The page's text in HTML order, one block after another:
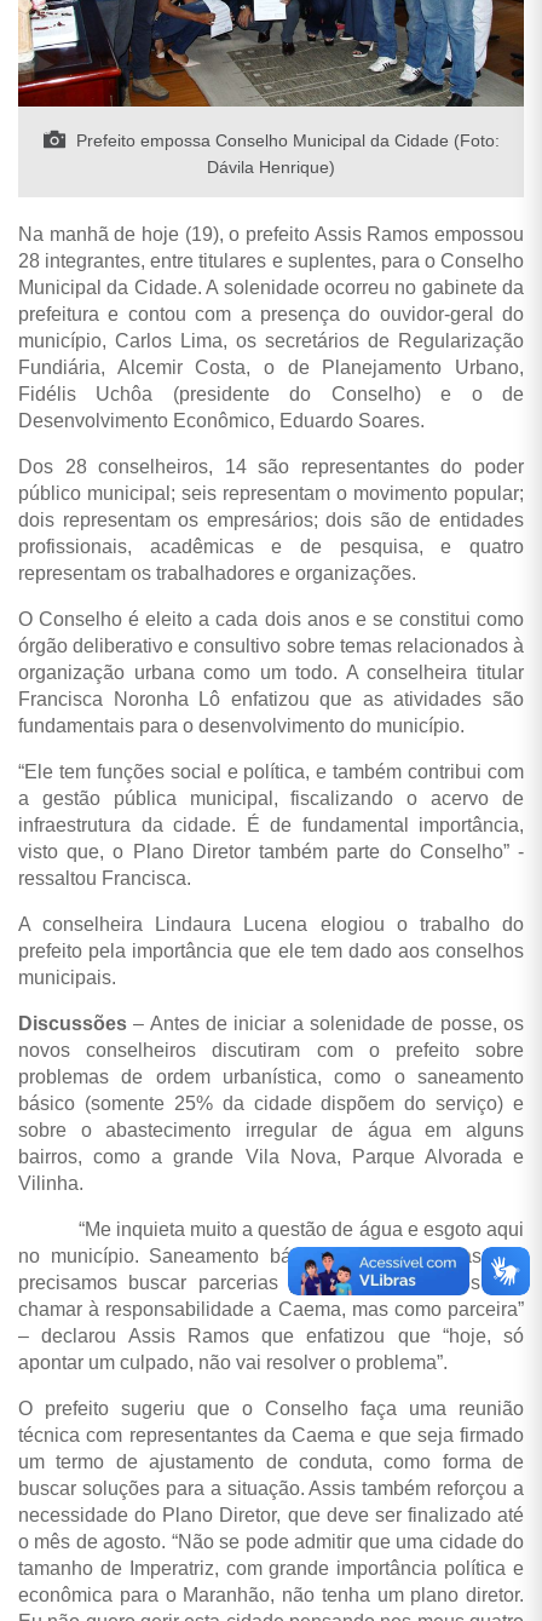
Prefeito empossa Conselho Municipal da Cidade (Foto:
Dávila Henrique)
Na manhã de hoje (19), o prefeito Assis Ramos empossou
28 integrantes, entre titulares e suplentes, para o Conselho
Municipal da Cidade. A solenidade ocorreu no gabinete da
prefeitura e contou com a presença do ouvidor-geral do
município, Carlos Lima, os secretários de Regularização
Fundiária, Alcemir Costa, o de Planejamento Urbano,
Fidélis Uchôa (presidente do Conselho) e o de
Desenvolvimento Econômico, Eduardo Soares.
Dos 28 conselheiros, 14 são representantes do poder
público municipal; seis representam o movimento popular;
dois representam os empresários; dois são de entidades
profissionais, acadêmicas e de pesquisa, e quatro
representam os trabalhadores e organizações.
O Conselho é eleito a cada dois anos e se constitui como
órgão deliberativo e consultivo sobre temas relacionados à
organização urbana como um todo. A conselheira titular
Francisca Noronha Lô enfatizou que as atividades são
fundamentais para o desenvolvimento do município.
“Ele tem funções social e política, e também contribui com
a gestão pública municipal, fiscalizando o acervo de
infraestrutura da cidade. É de fundamental importância,
visto que, o Plano Diretor também parte do Conselho” -
ressaltou Francisca.
A conselheira Lindaura Lucena elogiou o trabalho do
prefeito pela importância que ele tem dado aos conselhos
municipais.
Discussões – Antes de iniciar a solenidade de posse, os
novos conselheiros discutiram com o prefeito sobre
problemas de ordem urbanística, como o saneamento
básico (somente 25% da cidade dispõem do serviço) e
sobre o abastecimento irregular de água em alguns
bairros, como a grande Vila Nova, Parque Alvorada e
Vilinha.
“Me inquieta muito a questão de água e esgoto aqui
no município. Saneamento básico custa caro, mas nós
precisamos buscar parcerias para resolver. Temos que
chamar à responsabilidade a Caema, mas como parceira”
– declarou Assis Ramos que enfatizou que “hoje, só
apontar um culpado, não vai resolver o problema”.
O prefeito sugeriu que o Conselho faça uma reunião
técnica com representantes da Caema e que seja firmado
um termo de ajustamento de conduta, como forma de
buscar soluções para a situação. Assis também reforçou a
necessidade do Plano Diretor, que deve ser finalizado até
o mês de agosto. “Não se pode admitir que uma cidade do
tamanho de Imperatriz, com grande importância política e
econômica para o Maranhão, não tenha um plano diretor.